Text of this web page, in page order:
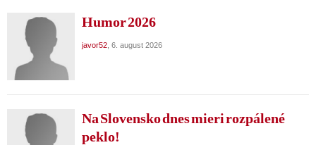
Humor 2026
javor52 , 6. august 2026
Na Slovensko dnes mieri rozpálené
peklo!